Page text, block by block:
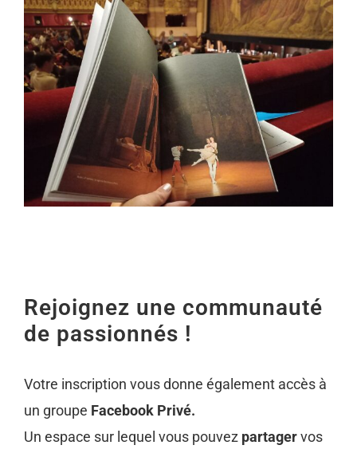
Rejoignez une communauté
de passionnés !
Votre inscription vous donne également accès à
un groupe Facebook Privé.
Un espace sur lequel vous pouvez partagervos